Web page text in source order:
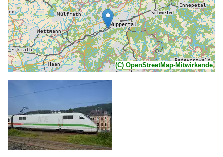
(C) OpenStreetMap-Mitwirkende